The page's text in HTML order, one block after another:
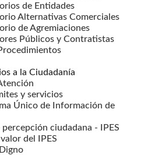
de Entidades
Alternativas Comerciales
de Agremiaciones
Públicos y Contratistas
a la Ciudadanía
y servicios
Único de Información de
percepción ciudadana - IPES
del IPES